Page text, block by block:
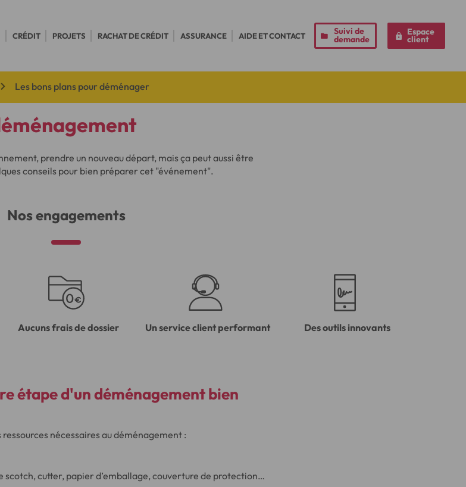
CRÉDIT PROJETS RACHAT DE CRÉDIT ASSURANCE AIDE ET CONTACT Suivi de
demande
Espace
client
Les bons plans pour déménager
prendre un nouveau départ, mais ça peut aussi être
conseils pour bien préparer cet "événement".
Nos engagements
Aucuns frais de dossier Un service client performant Des outils innovants
étape d'undéménagement bien
nécessaires au déménagement :
scotch, cutter, papier d’emballage, couverture de protection…